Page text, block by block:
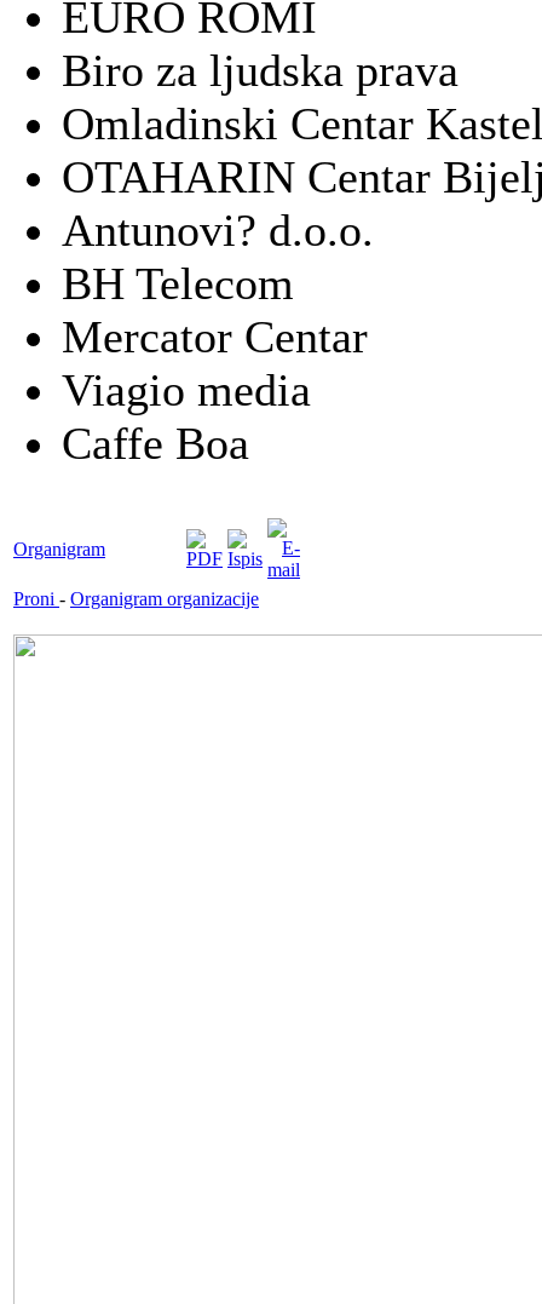
EURO ROMI
Biro za ljudska prava
Omladinski Centar
OTAHARIN Centar
Antunovi? d.o.o.
BH Telecom
Mercator Centar
Viagio media
Caffe Boa
Organigram
Proni - Organigram organizacije